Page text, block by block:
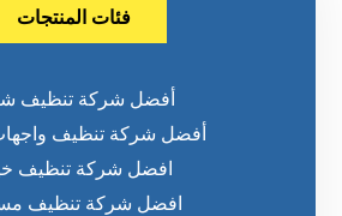
فئات المنتجات
أفضل شركة تنظيف
أفضل شركة تنظيف
افضل شركة تنظيف
افضل شركة تنظيف